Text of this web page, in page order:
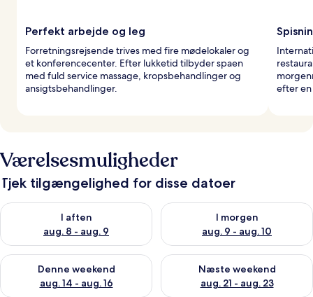
Perfekt arbejde og leg
Forretningsrejsende trives med fire mødelokaler og
et konferencecenter. Efter lukketid tilbyder spaen
med fuld service massage, kropsbehandlinger og
ansigtsbehandlinger.
efter
Værelsesmuligheder
Tjek tilgængelighed for disse datoer
I aften
aug. 8 - aug. 9
Tjek tilgængelighed for i aften aug. 8 - aug. 9
I morgen
aug. 9 - aug. 10
Tjek tilgængelighed for i
Denne weekend
aug. 14 - aug. 16
Tjek tilgængelighed for denne weekend aug. 14 - aug. 16
Næste weekend
aug. 21 - aug. 23
Tjek tilgængelighed for næste